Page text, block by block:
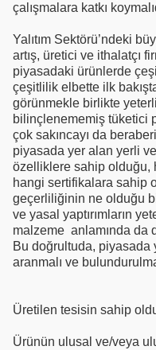
çalışmalara katkı
Yalıtım Sektörü’ndeki
artış, üretici ve ithalatçı
piyasadaki ürünlerde
çeşitlilik elbette ilk
görünmekle birlikte
bilinçlenememiş tüketici
çok sakıncayı da
piyasada yer alan yerli
özelliklere sahip olduğu,
hangi sertifikalara sahip
geçerliliğinin ne olduğu
ve yasal yaptırımların
malzeme anlamında da
Bu doğrultuda,
aranmalı ve
Üretilen tesisin sahip
Ürünün ulusal ve/veya